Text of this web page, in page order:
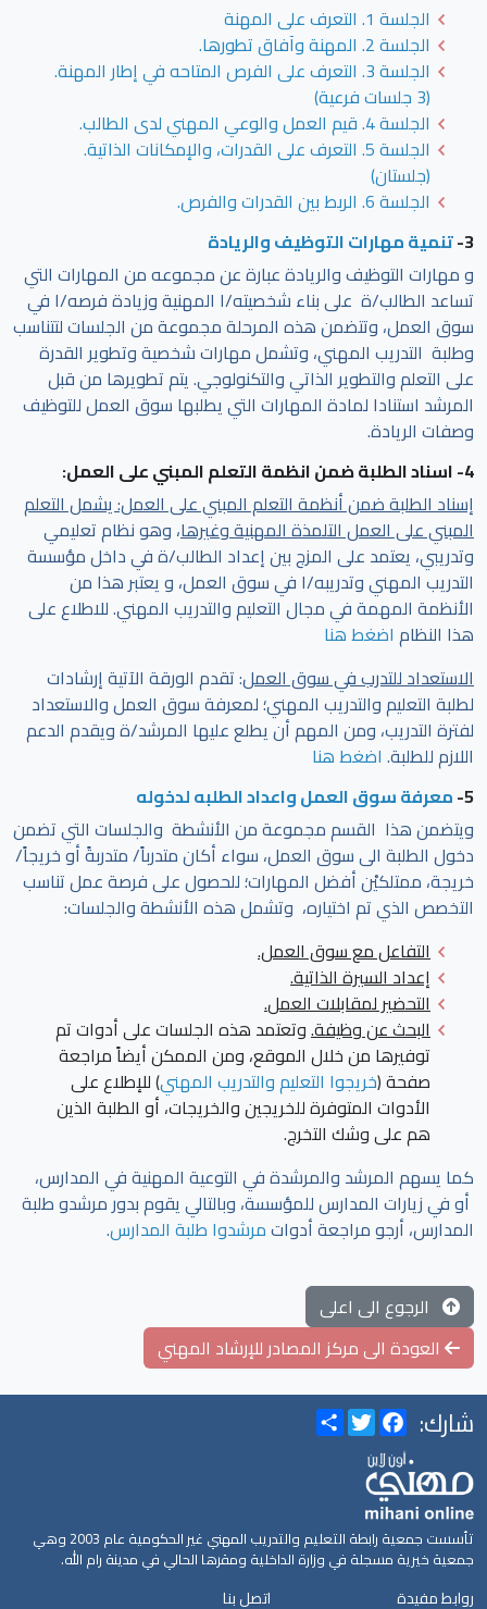
الجلسة 1. التعرف على المهنة
الجلسة 2. المهنة وآفاق تطورها.
الجلسة 3. التعرف على الفرص المتاحه في إطار المهنة.
(3 جلسات فرعية)
الجلسة 4. قيم العمل والوعي المهني لدى الطالب.
الجلسة 5. التعرف على القدرات، والإمكانات الذاتية.
(جلستان)
الجلسة 6. الربط بين القدرات والفرص.
3- تنمية مهارات التوظيف والريادة
و مهارات التوظيف والريادة عبارة عن مجموعه من المهارات التي
تساعد الطالب/ة على بناء شخصيته/ا المهنية وزيادة فرصه/ا في
سوق العمل، وتتضمن هذه المرحلة مجموعة من الجلسات لتتناسب
وطلبة التدريب المهني، وتشمل مهارات شخصية وتطوير القدرة
على التعلم والتطوير الذاتي والتكنولوجي. يتم تطويرها من قبل
المرشد استنادا لمادة المهارات التي يطلبها سوق العمل للتوظيف
وصفات الريادة.
4- اسناد الطلبة ضمن انظمة التعلم المبني على العمل:
إسناد الطلبة ضمن أنظمة التعلم المبني على العمل: يشمل التعلم
المبني على العمل التلمذة المهنية وغيرها، وهو نظام تعليمي
وتدريبي، يعتمد على المزج بين إعداد الطالب/ة في داخل مؤسسة
التدريب المهني وتدريبه/ا في سوق العمل، و يعتبر هذا من
الأنظمة المهمة في مجال التعليم والتدريب المهني. للاطلاع على
هذا النظام اضغط هنا
الاستعداد للتدرب في سوق العمل: تقدم الورقة الآتية إرشادات
لطلبة التعليم والتدريب المهني؛ لمعرفة سوق العمل والاستعداد
لفترة التدريب، ومن المهم أن يطلع عليها المرشد/ة ويقدم الدعم
اللازم للطلبة. اضغط هنا
5- معرفة سوق العمل واعداد الطلبه لدخوله
ويتضمن هذا القسم مجموعة من الأنشطة والجلسات التي تضمن
دخول الطلبة الى سوق العمل، سواء أكان متدرباً/ متدربةً أو خريجاً/
خريجة، ممتلكيْن أفضل المهارات؛ للحصول على فرصة عمل تناسب
التخصص الذي تم اختياره، وتشمل هذه الأنشطة والجلسات:
التفاعل مع سوق العمل.
إعداد السيرة الذاتية.
التحضير لمقابلات العمل.
البحث عن وظيفة.وتعتمد هذه الجلسات على أدوات تم
توفيرها من خلال الموقع، ومن الممكن أيضاً مراجعة
صفحة(خريجوا التعليم والتدريب المهني) للإطلاع على
الأدوات المتوفرة للخريجين والخريجات، أو الطلبة الذين
هم على وشك التخرج.
كما يسهم المرشد والمرشدة في التوعية المهنية في المدارس،
أو في زيارات المدارس للمؤسسة، وبالتالي يقوم بدور مرشدو طلبة
المدارس، أرجو مراجعة أدواتمرشدوا طلبة المدارس.
الرجوع الى اعلى
العودة الى مركز المصادر للإرشاد المهني
شارك: ShareTwitterFacebook
تأسست جمعية رابطة التعليم والتدريب المهني غير الحكومية عام 2003 وهي
جمعية خيرية مسجلة في وزارة الداخلية ومقرها الحالي في مدينة رام الله.
روابط مفيدة اتصل بنا